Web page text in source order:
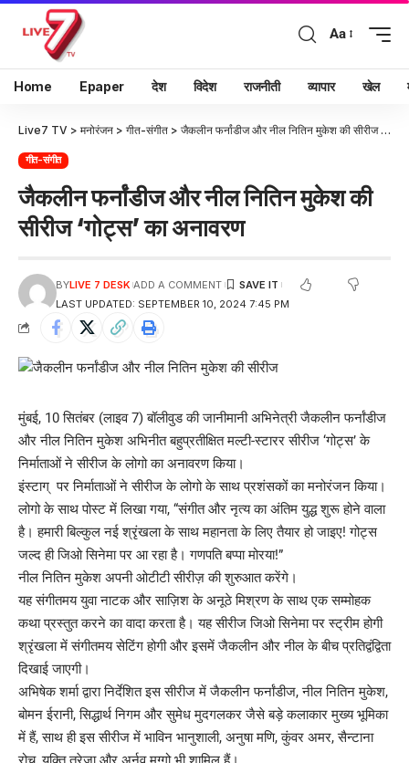
Aa
Home Epaper देश विदेश राजनीती व्यापार खेल
Live7 TV > मनोरंजन > गीत-संगीत > जैकलीन फर्नांडीज और नील नितिन मुकेश की सीरीज ‘गोट्स’ का अनावरण
गीत-संगीत
जैकलीन फर्नांडीज और नील नितिन मुकेश की
सीरीज ‘गोट्स’ का अनावरण
LAST UPDATED: SEPTEMBER 10, 2024 7:45 PM
BYLIVE 7 DESK ADD A COMMENT
मुंबई, 10 सितंबर (लाइव 7) बॉलीवुड की जानीमानी अभिनेत्री जैकलीन फर्नांडीज
और नील नितिन मुकेश अभिनीत बहुप्रतीक्षित मल्टी-स्टारर सीरीज ‘गोट्स’ के
निर्माताओं ने सीरीज के लोगो का अनावरण किया।
इंस्टाग् पर निर्माताओं ने सीरीज के लोगो के साथ प्रशंसकों का मनोरंजन किया।
लोगो के साथ पोस्ट में लिखा गया, “संगीत और नृत्य का अंतिम युद्ध शुरू होने वाला
है। हमारी बिल्कुल नई श्रृंखला के साथ महानता के लिए तैयार हो जाइए! गोट्स
जल्द ही जिओ सिनेमा पर आ रहा है। गणपति बप्पा मोरया!”
नील नितिन मुकेश अपनी ओटीटी सीरीज़ की शुरुआत करेंगे।
यह संगीतमय युवा नाटक और साज़िश के अनूठे मिश्रण के साथ एक सम्मोहक
कथा प्रस्तुत करने का वादा करता है। यह सीरीज जिओ सिनेमा पर स्ट्रीम होगी
श्रृंखला में संगीतमय सेटिंग होगी और इसमें जैकलीन और नील के बीच प्रतिद्वंद्विता
दिखाई जाएगी।
अभिषेक शर्मा द्वारा निर्देशित इस सीरीज में जैकलीन फर्नांडीज, नील नितिन मुकेश,
बोमन ईरानी, ​​सिद्धार्थ निगम और सुमेध मुदगलकर जैसे बड़े कलाकार मुख्य भूमिका
में हैं, साथ ही इस सीरीज में भाविन भानुशाली, अनुषा मणि, कुंवर अमर, सैन्टाना